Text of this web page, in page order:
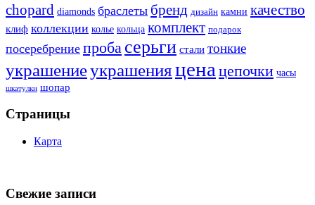
chopard diamonds браслеты бренд дизайн камни качество
клиф коллекции колье кольца комплект подарок
посеребрение проба серьги стали тонкие
украшениеукрашенияцена цепочки часы
шкатулки шопар
Страницы
Карта
Свежие записи